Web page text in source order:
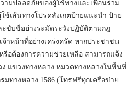
ามปลอดภัยของผู้ใช้ทางและเพื่อนร่วม
ช้เส้นทางโปรดสังเกตป้ายแนะนำ ป้าย
ะขับขี่อย่างระมัดระวังปฏิบัติตามกฎ
าหน้าที่อย่างเคร่งครัด หากประชาชน
อต้องการความช่วยเหลือ สามารถแจ้ง
แขวงทางหลวง หมวดทางหลวงในพื้นที่
ทางหลวง 1586 (โทรฟรีทุกเครือข่าย